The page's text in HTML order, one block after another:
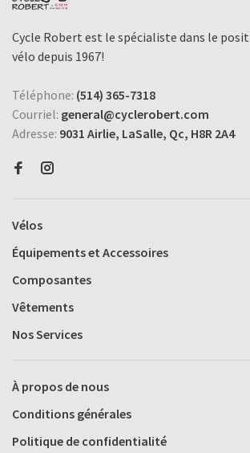
Cycle Robert est le spécialiste dans le
vélo depuis 1967!
Téléphone: (514) 365-7318
Courriel: general@cyclerobert.com
Adresse: 9031 Airlie, LaSalle, Qc, H8R 2A4
Vélos
Équipements et Accessoires
Composantes
Vêtements
Nos Services
À propos de nous
Conditions générales
Politique de confidentialité